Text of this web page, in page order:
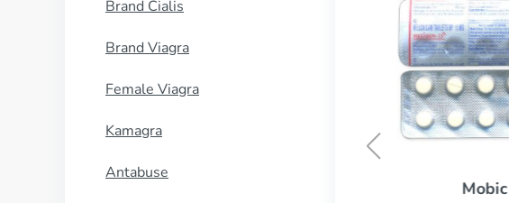
Brand Cialis
Brand Viagra
Female Viagra
Kamagra
Antabuse
Neoral